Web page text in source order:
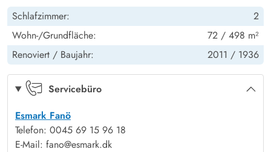
Entspannung oder Aktivitäten sucht. Der Strand ist ideal zum
Baden, Sonnen oder für lange Spaziergänge im weichen
Sand, während die umliegende Natur zu Erkundungen zu Fuß
oder mit dem Fahrrad einlädt. Nehmt den Hund an die Leine
und freut euch gemeinsam über die Geräusche, Düfte und
Eindrücke der Natur.
Schlafzimmer:
2
Wohn-/Grundfläche:
72 / 498 m²
Renoviert / Baujahr: 2011 / 1936
Servicebüro
Esmark Fanö
Telefon: 0045 69 15 96 18
E-Mail: fano@esmark.dk
Fußboden: Holzlaminat - Schlafzimmer